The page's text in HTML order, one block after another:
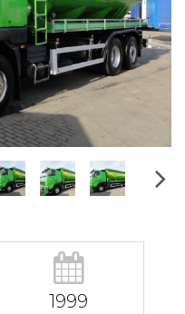
1999